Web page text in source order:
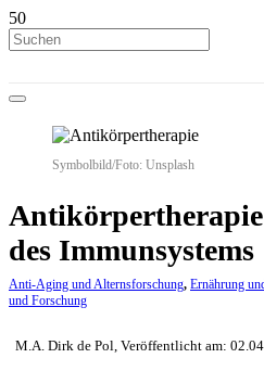
Symbolbild/Foto: Unsplash
des Immunsystems
Anti-Aging und Alternsforschung, Ernährung
und Forschung
M.A. Dirk de Pol, Veröffentlicht am: